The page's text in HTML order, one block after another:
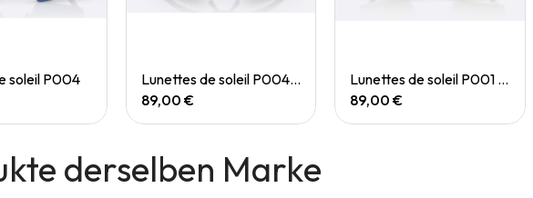
View
soleil P004
Quick View
Lunettes de soleil P004 Small
89,00 €
Quick View
Lunettes de soleil P001 Small
89,00 €
derselben Marke